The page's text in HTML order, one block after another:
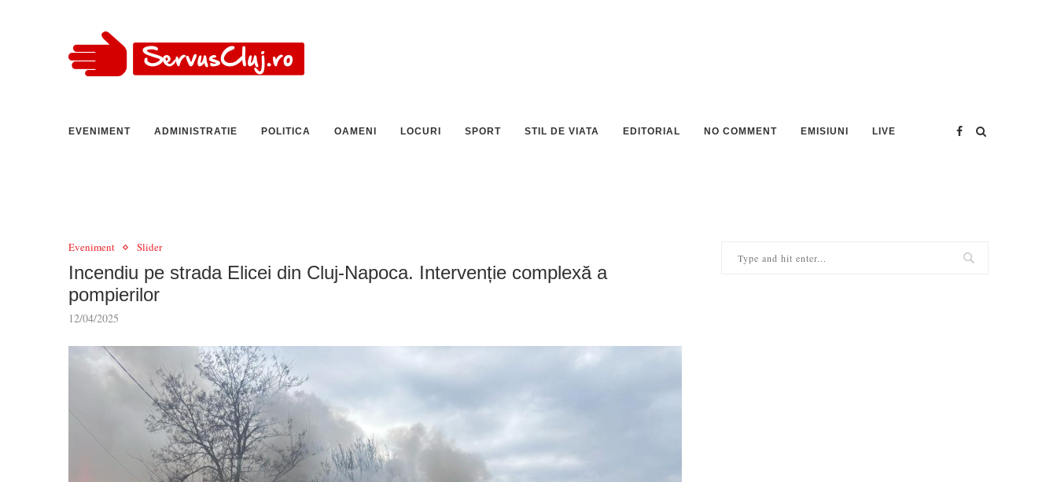
EVENIMENT ADMINISTRATIE POLITICA OAMENI LOCURI SPORT STIL DE VIATA EDITORIAL NO COMMENT EMISIUNI LIVE
Eveniment Slider
Incendiu pe strada Elicei din Cluj-Napoca. Intervenție complexă a
pompierilor
12/04/2025